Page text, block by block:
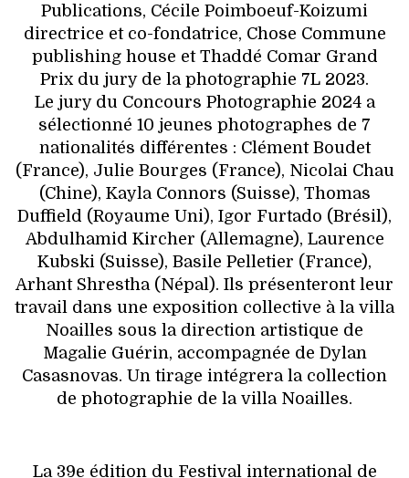
Publications, Cécile Poimboeuf-Koizumi
directrice et co-fondatrice, Chose Commune
publishing house et Thaddé Comar Grand
Prix du jury de la photographie 7L 2023.
Le jury du Concours Photographie 2024 a
sélectionné 10 jeunes photographes de 7
nationalités différentes : Clément Boudet
(France), Julie Bourges (France), Nicolai Chau
(Chine), Kayla Connors (Suisse), Thomas
Duffield (Royaume Uni), Igor Furtado (Brésil),
Abdulhamid Kircher (Allemagne), Laurence
Kubski (Suisse), Basile Pelletier (France),
Arhant Shrestha (Népal). Ils présenteront leur
travail dans une exposition collective à la villa
Noailles sous la direction artistique de
Magalie Guérin, accompagnée de Dylan
Casasnovas. Un tirage intégrera la collection
de photographie de la villa Noailles.
La 39e édition du Festival international de